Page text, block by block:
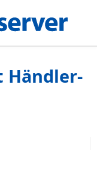
Händler-